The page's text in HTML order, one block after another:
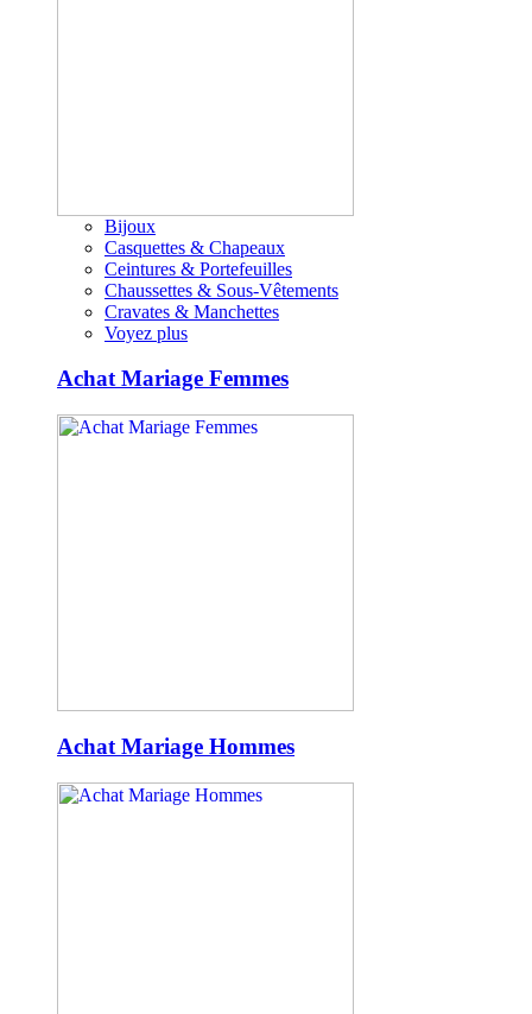
Bijoux
Casquettes & Chapeaux
Ceintures & Portefeuilles
Chaussettes & Sous-Vêtements
Cravates & Manchettes
Voyez plus
Achat Mariage Femmes
Achat Mariage Hommes